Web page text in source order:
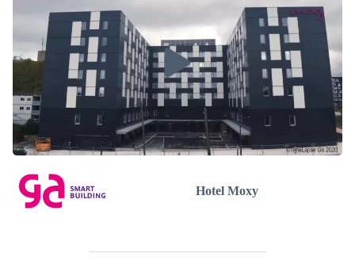
Hotel Moxy